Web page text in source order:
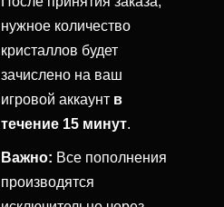
нужное количество
кристаллов будет
зачислено на ваш
игровой аккаунт в
течение 15 минут.
Важно: Все пополнения
производятся